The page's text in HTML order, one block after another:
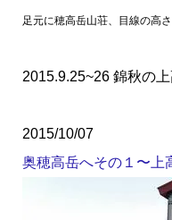
足元に穂高岳山荘、目線の高
2015.9.25~26 錦秋の
2015/10/07
奥穂高岳へその１〜上